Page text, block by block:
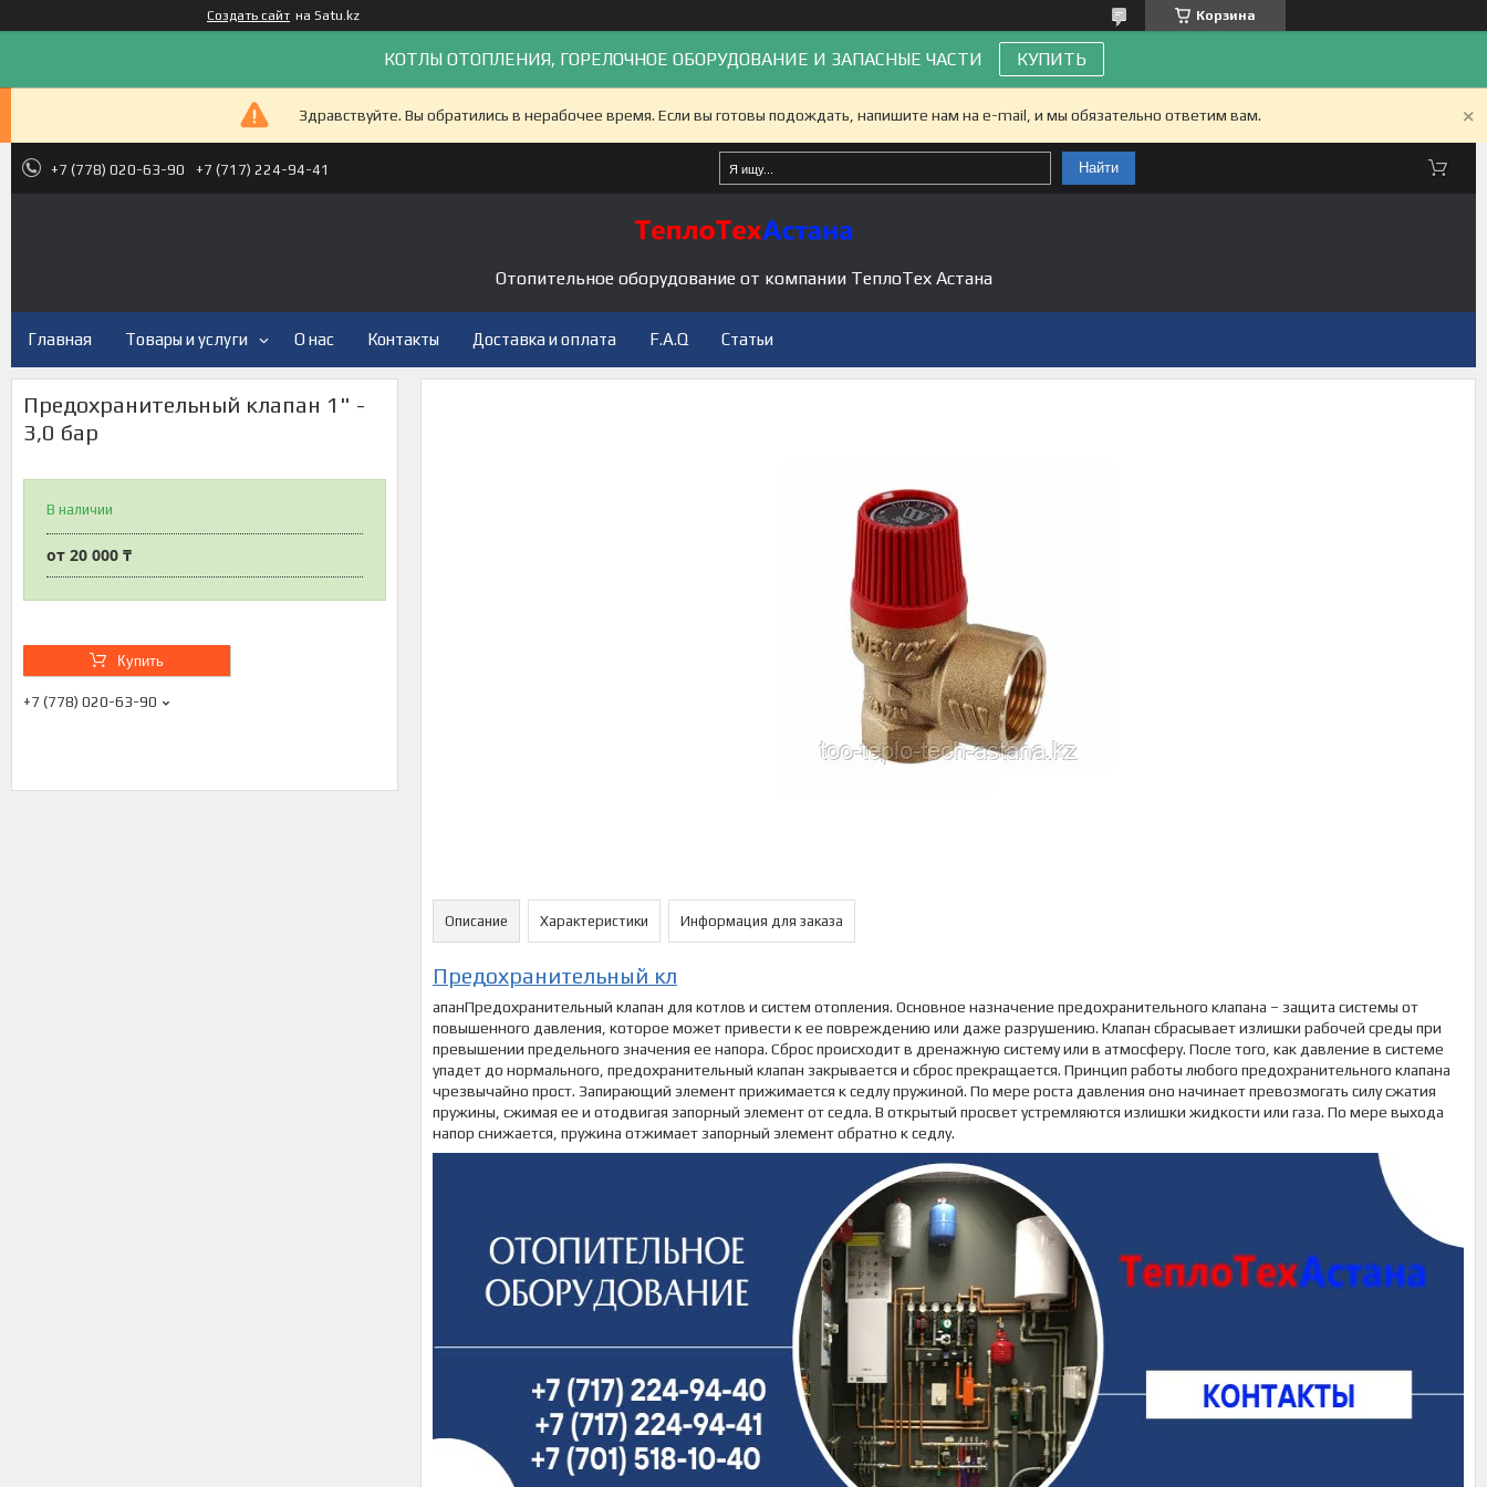
Создать сайт на Satu.kz Корзина
КОТЛЫ ОТОПЛЕНИЯ, ГОРЕЛОЧНОЕ ОБОРУДОВАНИЕ И ЗАПАСНЫЕ ЧАСТИ КУПИТЬ
Здравствуйте. Вы обратились в нерабочее время. Если вы готовы подождать, напишите нам на e-mail, и мы обязательно ответим вам.
+7 (778) 020-63-90 +7 (717) 224-94-41 Найти
Отопительное оборудование от компании ТеплоТех Астана
Главная Товары и услуги О нас Контакты Доставка и оплата F.A.Q Статьи
Предохранительный клапан 1" -
3,0 бар
В наличии
от 20 000 ₸
Купить
+7 (778) 020-63-90
Описание Характеристики Информация для заказа
Предохранительный кл
апанПредохранительный клапан для котлов и систем отопления. Основное назначение предохранительного клапана – защита системы от
повышенного давления, которое может привести к ее повреждению или даже разрушению. Клапан сбрасывает излишки рабочей среды при
превышении предельного значения ее напора. Сброс происходит в дренажную систему или в атмосферу. После того, как давление в системе
упадет до нормального, предохранительный клапан закрывается и сброс прекращается. Принцип работы любого предохранительного клапана
чрезвычайно прост. Запирающий элемент прижимается к седлу пружиной. По мере роста давления оно начинает превозмогать силу сжатия
пружины, сжимая ее и отодвигая запорный элемент от седла. В открытый просвет устремляются излишки жидкости или газа. По мере выхода
напор снижается, пружина отжимает запорный элемент обратно к седлу.